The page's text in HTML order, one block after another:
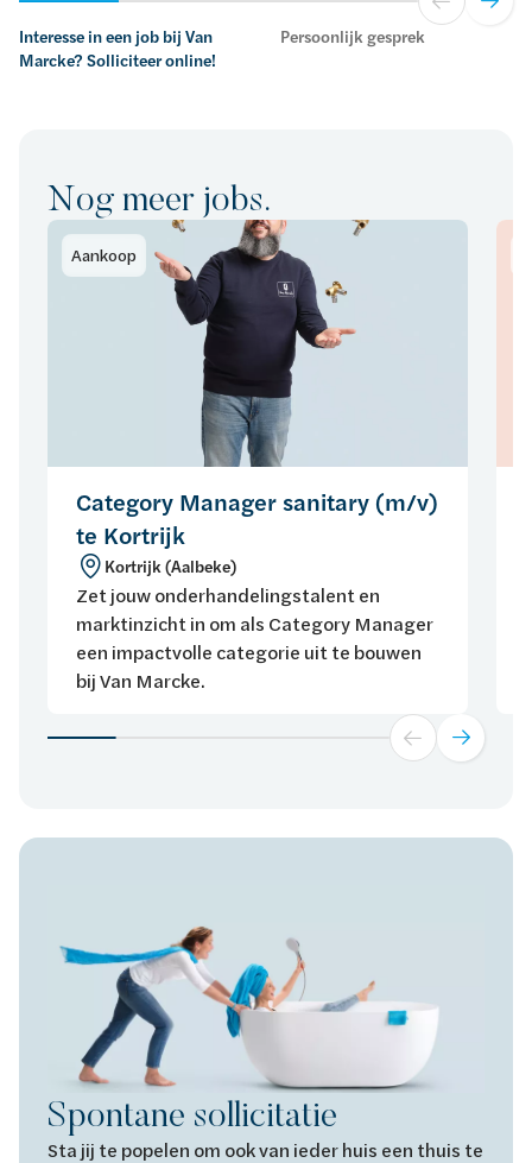
Interesse in een job bij Van
Marcke? Solliciteer online!
Persoonlijk gesprek
Nog meer jobs.
Aankoop
Category Manager sanitary (m/v)
te Kortrijk
Kortrijk (Aalbeke)
Zet jouw onderhandelingstalent en
marktinzicht in om als Category Manager
een impactvolle categorie uit te bouwen
bij Van Marcke.
Spontane sollicitatie
Sta jij te popelen om ook van ieder huis een thuis te